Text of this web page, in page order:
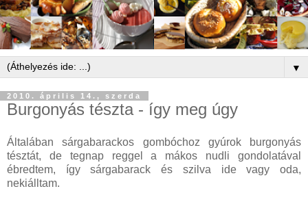
▼
2010. április 14., szerda
Burgonyás tészta - így meg úgy
Általában sárgabarackos gombóchoz gyúrok burgonyás
tésztát, de tegnap reggel a mákos nudli gondolatával
ébredtem, így sárgabarack és szilva ide vagy oda,
nekiálltam.